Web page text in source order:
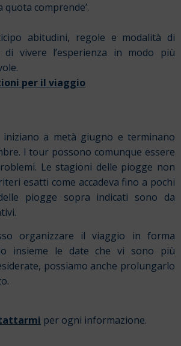
quota comprende’.
abitudini, regole e modalità di
vivere l’esperienza in modo più
per il viaggio
a metà giugno e terminano
I tour possono comunque essere
Le stagioni delle piogge non
esatti come accadeva fino a pochi
piogge sopra indicati sono da
organizzare il viaggio in forma
insieme le date che vi sono più
possiamo anche prolungarlo
per ogni informazione.